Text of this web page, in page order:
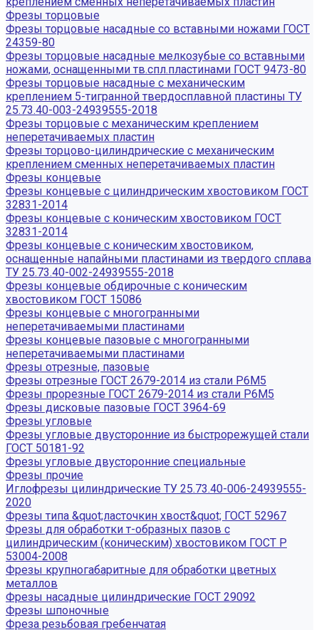
Фрезы торцовые
Фрезы торцовые насадные со вставными ножами ГОСТ
24359-80
Фрезы торцовые насадные мелкозубые со вставными
ножами, оснащенными тв.спл.пластинами ГОСТ 9473-80
Фрезы торцовые насадные с механическим
креплением 5-тигранной твердосплавной пластины ТУ
25.73.40-003-24939555-2018
Фрезы торцовые с механическим креплением
неперетачиваемых пластин
Фрезы торцово-цилиндрические с механическим
креплением сменных неперетачиваемых пластин
Фрезы концевые
Фрезы концевые с цилиндрическим хвостовиком ГОСТ
32831-2014
Фрезы концевые с коническим хвостовиком ГОСТ
32831-2014
Фрезы концевые с коническим хвостовиком,
оснащенные напайными пластинами из твердого сплава
ТУ 25.73.40-002-24939555-2018
Фрезы концевые обдирочные с коническим
хвостовиком ГОСТ 15086
Фрезы концевые с многогранными
неперетачиваемыми пластинами
Фрезы концевые пазовые с многогранными
неперетачиваемыми пластинами
Фрезы отрезные, пазовые
Фрезы отрезные ГОСТ 2679-2014 из стали Р6М5
Фрезы прорезные ГОСТ 2679-2014 из стали Р6М5
Фрезы дисковые пазовые ГОСТ 3964-69
Фрезы угловые
Фрезы угловые двусторонние из быстрорежущей стали
ГОСТ 50181-92
Фрезы угловые двусторонние специальные
Фрезы прочие
Иглофрезы цилиндрические ТУ 25.73.40-006-24939555-
2020
Фрезы типа &quot;ласточкин хвост&quot; ГОСТ 52967
Фрезы для обработки т-образных пазов с
цилиндрическим (коническим) хвостовиком ГОСТ Р
53004-2008
Фрезы крупногабаритные для обработки цветных
металлов
Фрезы насадные цилиндрические ГОСТ 29092
Фрезы шпоночные
Фреза резьбовая гребенчатая